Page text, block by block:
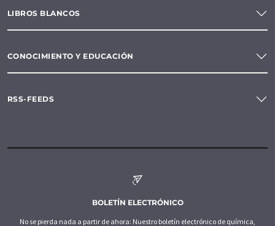
LIBROS BLANCOS
CONOCIMIENTO Y EDUCACIÓN
RSS-FEEDS
BOLETÍN ELECTRÓNICO
No se pierda nada a partir de ahora: Nuestro boletín electrónico de química,